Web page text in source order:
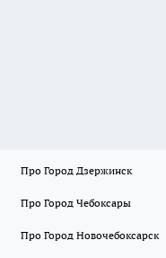
Про Город Дзержинск
Про Город Чебоксары
Про Город Новочебоксарск